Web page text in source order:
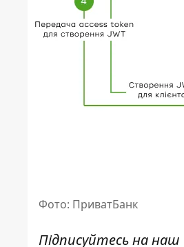
Фото: ПриватБанк
Підписуйтесь на наш